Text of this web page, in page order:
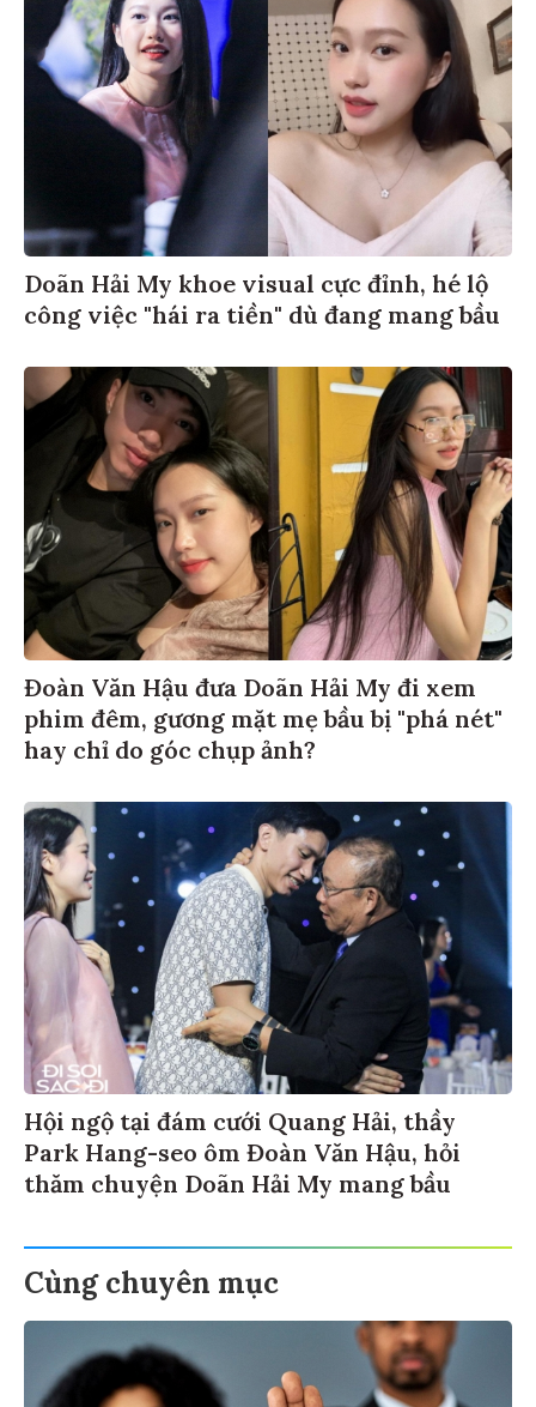
Doãn Hải My khoe visual cực đỉnh, hé lộ
công việc "hái ra tiền" dù đang mang bầu
Đoàn Văn Hậu đưa Doãn Hải My đi xem
phim đêm, gương mặt mẹ bầu bị "phá nét"
hay chỉ do góc chụp ảnh?
Hội ngộ tại đám cưới Quang Hải, thầy
Park Hang-seo ôm Đoàn Văn Hậu, hỏi
thăm chuyện Doãn Hải My mang bầu
Cùng chuyên mục